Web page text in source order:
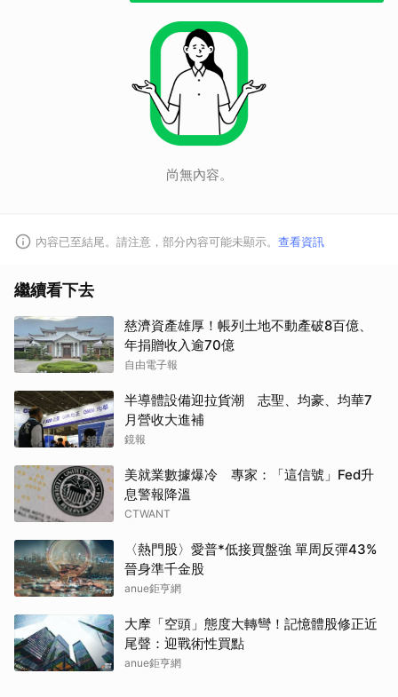
尚無內容。
內容已至結尾。請注意，部分內容可能未顯示。 查看資訊
繼續看下去
慈濟資產雄厚！帳列土地不動產破8百億、
年捐贈收入逾70億
自由電子報
半導體設備迎拉貨潮 志聖、均豪、均華7
月營收大進補
鏡報
美就業數據爆冷 專家：「這信號」Fed升
息警報降溫
CTWANT
〈熱門股〉愛普*低接買盤強 單周反彈43%
晉身準千金股
anue鉅亨網
大摩「空頭」態度大轉彎！記憶體股修正近
尾聲：迎戰術性買點
anue鉅亨網
取消